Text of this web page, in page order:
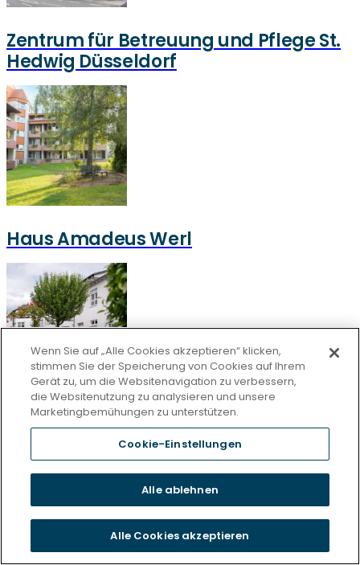
Zentrum für Betreuung und Pflege St.
Hedwig Düsseldorf
Haus Amadeus Werl
Haus am Wildgehege Irmtraut
Wenn Sie auf „Alle Cookies akzeptieren“ klicken,
stimmen Sie der Speicherung von Cookies auf Ihrem
Gerät zu, um die Websitenavigation zu verbessern,
die Websitenutzung zu analysieren und unsere
Marketingbemühungen zu unterstützen.
Cookie-Einstellungen
Alle ablehnen
Alle Cookies akzeptieren